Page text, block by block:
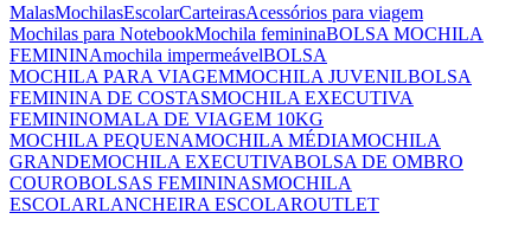
MalasMochilasEscolarCarteirasAcessórios para viagem
Mochilas para NotebookMochila femininaBOLSA MOCHILA
FEMININAmochila impermeávelBOLSA
MOCHILA PARA VIAGEMMOCHILA JUVENILBOLSA
FEMININA DE COSTASMOCHILA EXECUTIVA
FEMININOMALA DE VIAGEM 10KG
MOCHILA PEQUENAMOCHILA MÉDIAMOCHILA
GRANDEMOCHILA EXECUTIVABOLSA DE OMBRO
COUROBOLSAS FEMININASMOCHILA
ESCOLARLANCHEIRA ESCOLAROUTLET